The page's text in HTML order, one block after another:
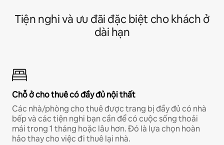
Tiện nghi và ưu đãi đặc biệt cho khách ở
dài hạn
Chỗ ở cho thuê có đầy đủ nội thất
Các nhà/phòng cho thuê được trang bị đầy đủ có nhà
bếp và các tiện nghi bạn cần để có cuộc sống thoải
mái trong 1 tháng hoặc lâu hơn. Đó là lựa chọn hoàn
hảo thay cho việc đi thuê lại nhà.